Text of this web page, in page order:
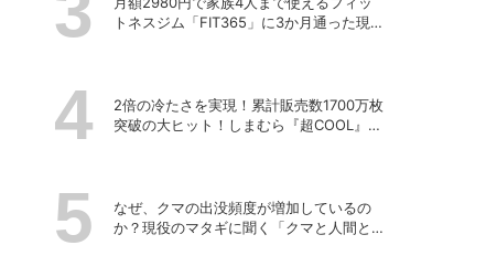
トネスジム「FIT365」に3か月通った現在
2倍の冷たさを実現！累計販売数1700万枚
突破の大ヒット！しまむら『超COOL』シ
なぜ、クマの出没頻度が増加しているの
か？現役のマタギに聞く「クマと人間と